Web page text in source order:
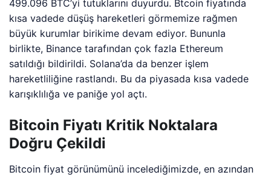
499.096 BTC’yi tutuklarını duyurdu. Btcoin fiyatında
kısa vadede düşüş hareketleri görmemize rağmen
büyük kurumlar birikime devam ediyor. Bununla
birlikte, Binance tarafından çok fazla Ethereum
satıldığı bildirildi. Solana’da da benzer işlem
hareketliliğine rastlandı. Bu da piyasada kısa vadede
karışıklılığa ve paniğe yol açtı.
Bitcoin Fiyatı Kritik Noktalara
Doğru Çekildi
Bitcoin fiyat görünümünü incelediğimizde, en azından